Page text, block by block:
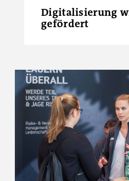
Digitalisierung
gefördert